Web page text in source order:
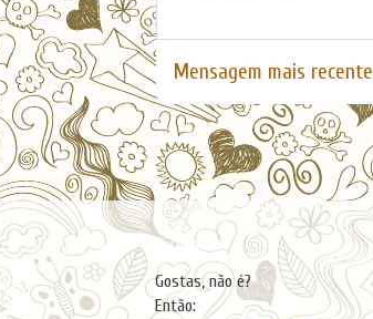
Mensagem mais recente
Facebook
Gostas, não é?
Então: